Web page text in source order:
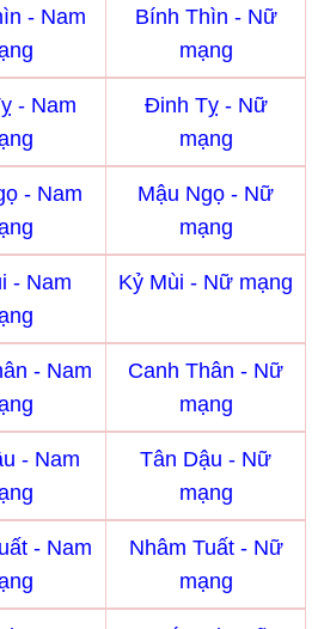
- Nam
Bính Thìn - Nữ
mạng
- Nam
Đinh Tỵ - Nữ
mạng
- Nam
Mậu Ngọ - Nữ
mạng
- Nam
Kỷ Mùi - Nữ mạng
- Nam
Canh Thân - Nữ
mạng
- Nam
Tân Dậu - Nữ
mạng
- Nam
Nhâm Tuất - Nữ
mạng